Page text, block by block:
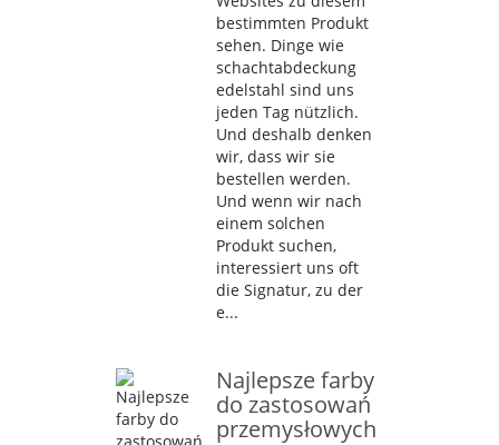
bestimmten Produkt
sehen. Dinge wie
schachtabdeckung
edelstahl sind uns
jeden Tag nützlich.
Und deshalb denken
wir, dass wir sie
bestellen werden.
Und wenn wir nach
einem solchen
Produkt suchen,
interessiert uns oft
die Signatur, zu der
e...
Najlepsze farby
do zastosowań
przemysłowych